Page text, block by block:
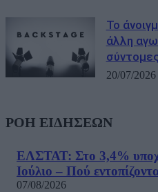
Το
άλλη
20/07/2026
ΡΟΗ ΕΙΔΗΣΕΩΝ
ΕΛΣΤΑΤ: Στο 3,4%
Ιούλιο – Πού
07/08/2026